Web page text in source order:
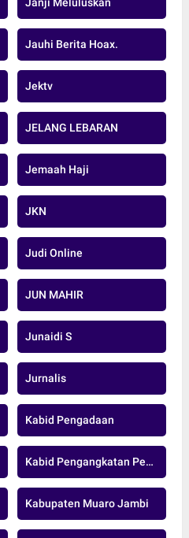
Janji Meluluskan
Jauhi Berita Hoax.
Jektv
JELANG LEBARAN
Jemaah Haji
JKN
Judi Online
JUN MAHIR
Junaidi S
Jurnalis
Kabid Pengadaan
Kabid Pengangkatan Pegawai Pensiun Dan Data ASN BKD MUARO JAMBI.
Kabupaten Muaro Jambi